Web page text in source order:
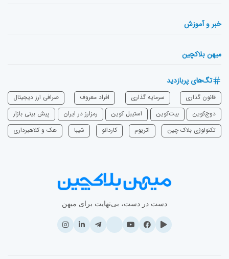
خبر و آموزش
میهن بلاکچین
تگ‌های پربازدید
قانون گذاری سرمایه‌ گذاری افراد معروف
صرافی ارز دیجیتال
دوج‌کوین
بیت‌کوین استیبل کوین رمزارز در ایران
پیش بینی بازار
تکنولوژی بلاک چین
اتریوم ‌کاردانو شیبا هک و کلاهبرداری
دست در دست، بی‌نهایت برای میهن